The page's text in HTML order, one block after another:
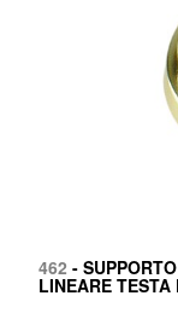
462 -
LINEARE TESTA